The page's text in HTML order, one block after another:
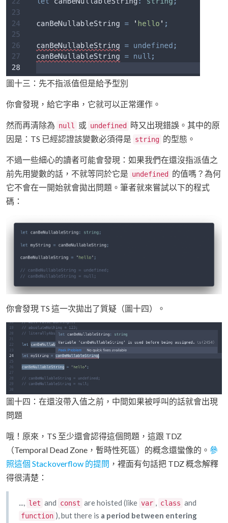
圖十三：先不指派值但是給予型別
你會發現，給它字串，它就可以正常運作。
然而再清除為 null 或 undefined
時又出現錯誤。其中的原
因是：TS 已經認證該變數必須得是 string 的型態。
不過一些細心的讀者可能會發現：如果我們在還沒指派值之
前先用變數的話，不就等同於它是 undefined
的值嗎？為何
它不會在一開始就會拋出問題。筆者就來嘗試以下的程式
碼：
你會發現 TS 這一次拋出了質疑（圖十四）。
圖十四：在還沒帶入值之前，中間如果被呼叫的話就會出現
問題
哦！原來，TS 至少還會認得這個問題，這跟 TDZ
（Temporal Dead Zone，暫時性死區）的概念還蠻像的。 參
照這個 Stackoverflow 的提問 ，裡面有句話把 TDZ 概念解釋
得很清楚：
..., let and const are hoisted (like var , class and
function ), but there is a period between entering